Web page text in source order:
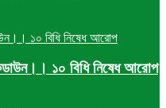
১০ বিধি নিষেধ আরোপ